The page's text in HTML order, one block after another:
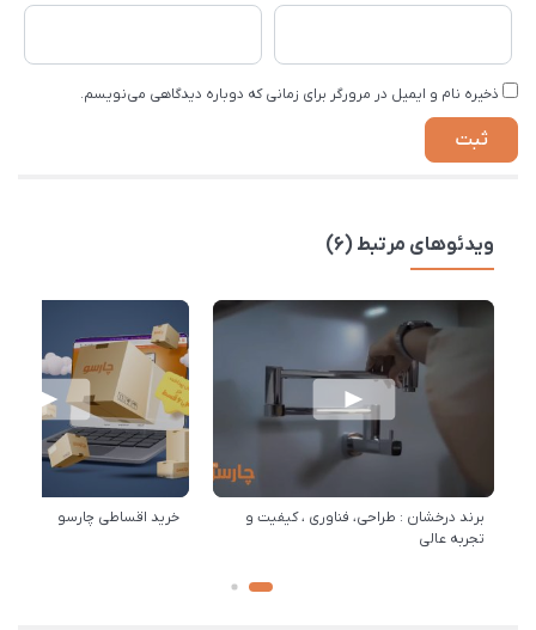
ذخیره نام و ایمیل در مرورگر برای زمانی که دوباره دیدگاهی می‌نویسم.
ویدئوهای مرتبط (6)
برند درخشان : طراحی، فناوری ، کیفیت و
تجربه عالی
خرید اقساطی چارسو